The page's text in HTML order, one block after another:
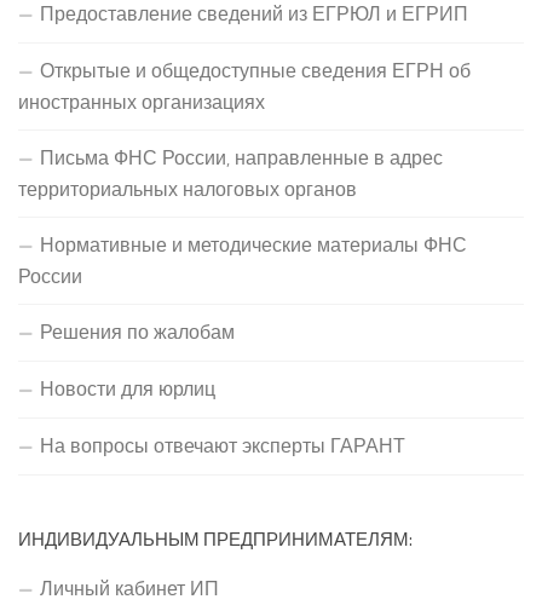
Предоставление сведений из ЕГРЮЛ и ЕГРИП
Открытые и общедоступные сведения ЕГРН об
иностранных организациях
Письма ФНС России, направленные в адрес
территориальных налоговых органов
Нормативные и методические материалы ФНС
России
Решения по жалобам
Новости для юрлиц
На вопросы отвечают эксперты ГАРАНТ
ИНДИВИДУАЛЬНЫМ ПРЕДПРИНИМАТЕЛЯМ:
Личный кабинет ИП